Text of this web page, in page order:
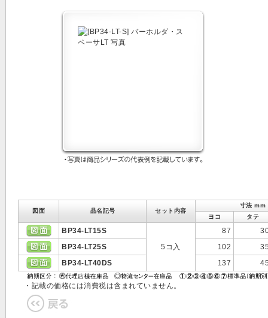
図面 品名記号 セット内容
寸法 mm
ヨコ
タテ
BP34-LT15S
5コ入
87
BP34-LT25S
102
BP34-LT40DS
137
・記載の価格には消費税は含まれていません。